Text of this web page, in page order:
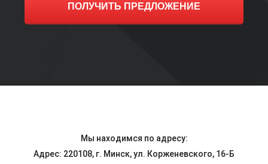
ПОЛУЧИТЬ ПРЕДЛОЖЕНИЕ
Мы находимся по адресу:
Адрес: 220108, г. Минск, ул. Корженевского, 16-Б